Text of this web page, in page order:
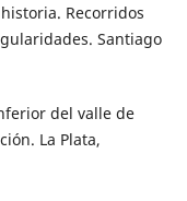
Recorridos
Santiago
del valle de
La Plata,